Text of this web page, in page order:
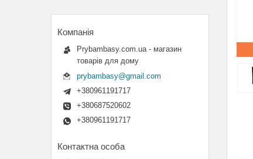
Prybambasy.com.ua - магазин
товарів для дому
prybambasy@gmail.com
+380961191717
+380687520602
+380961191717